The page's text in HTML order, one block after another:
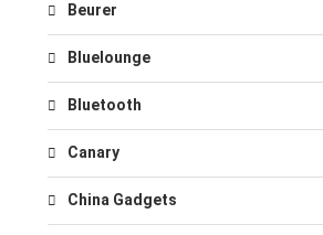
Beurer
Bluelounge
Bluetooth
Canary
China Gadgets